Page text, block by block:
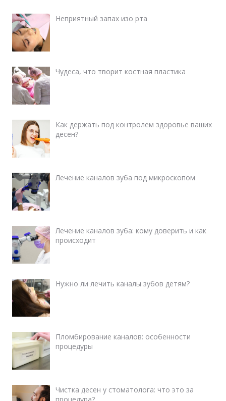
Неприятный запах изо рта
Чудеса, что творит костная пластика
Как держать под контролем здоровье ваших
десен?
Лечение каналов зуба под микроскопом
Лечение каналов зуба: кому доверить и как
происходит
Нужно ли лечить каналы зубов детям?
Пломбирование каналов: особенности
процедуры
Чистка десен у стоматолога: что это за
процедура?